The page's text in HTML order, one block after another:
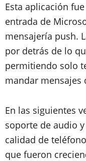
Esta aplicación
entrada de
mensajería push.
por detrás de lo
permitiendo solo
mandar mensajes
En las siguientes
soporte de audio
calidad de
que fueron